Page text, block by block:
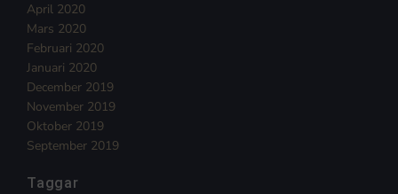
April 2020
Mars 2020
Februari 2020
Januari 2020
December 2019
November 2019
Oktober 2019
September 2019
Taggar